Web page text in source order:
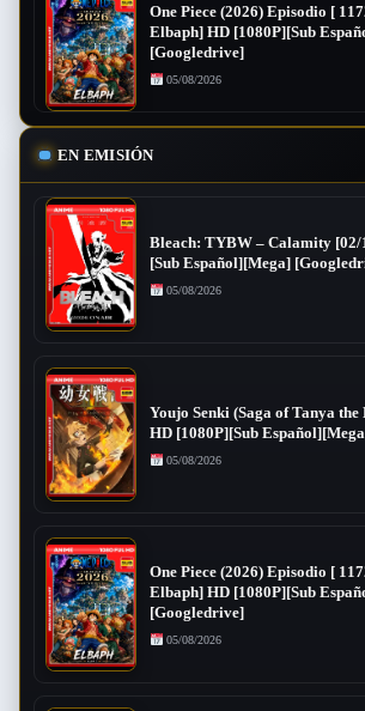
One Piece (2026) Episodio [
Elbaph] HD [1080P][Sub
[Googledrive]
05/08/2026
EN EMISIÓN
Bleach: TYBW – Calamity [02/
[Sub Español][Mega]
05/08/2026
Youjo Senki (Saga of Tanya
HD [1080P][Sub
05/08/2026
One Piece (2026) Episodio [
Elbaph] HD [1080P][Sub
[Googledrive]
05/08/2026